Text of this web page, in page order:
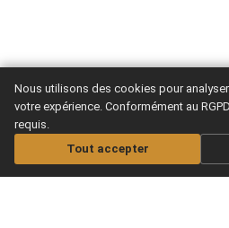
Nous utilisons des cookies pour
votre expérience. Conformément au
requis.
Tout accepter